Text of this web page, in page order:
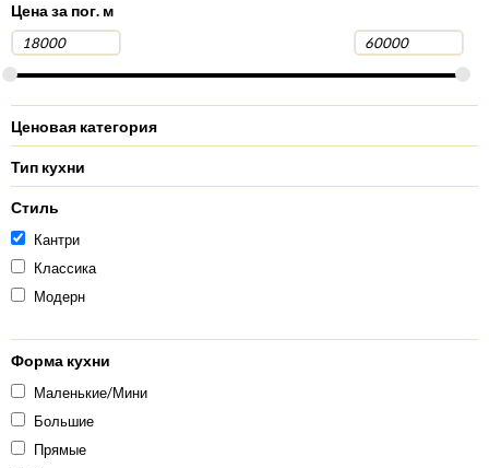
Цена за пог. м
Ценовая категория
Тип кухни
Стиль
Кантри
Классика
Модерн
Форма кухни
Маленькие/Мини
Большие
Прямые